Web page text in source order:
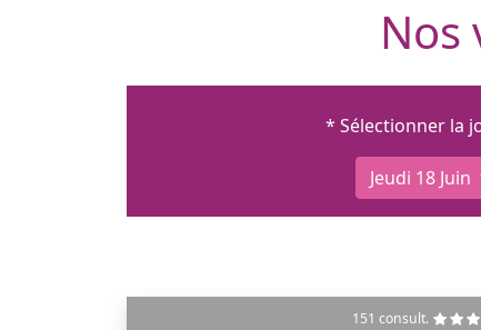
Nos
* Sélectionner la
Jeudi 18 Juin
151 consult.